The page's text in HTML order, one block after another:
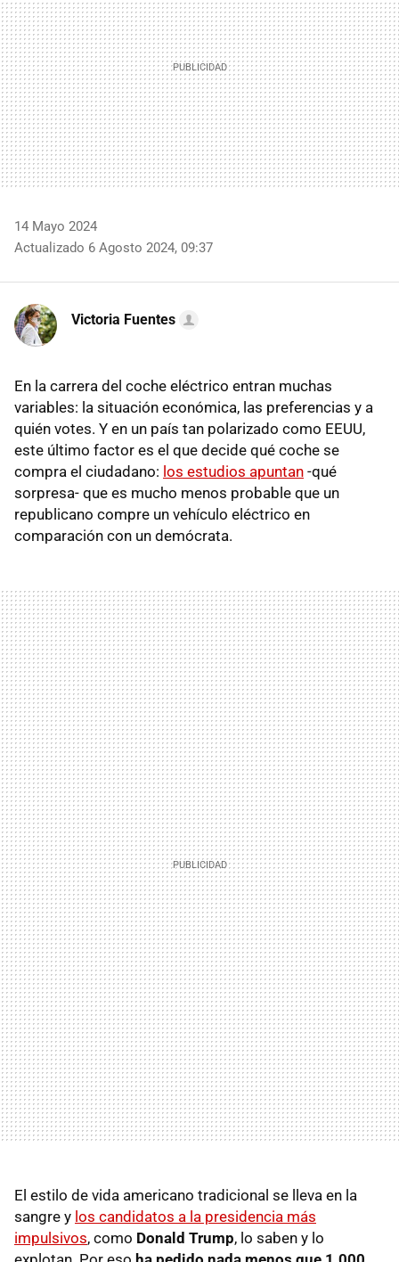
14 Mayo 2024
Actualizado 6 Agosto 2024, 09:37
Victoria Fuentes
En la carrera del coche eléctrico entran muchas
variables: la situación económica, las preferencias y a
quién votes. Y en un país tan polarizado como EEUU,
este último factor es el que decide qué coche se
compra el ciudadano: los estudios apuntan -qué
sorpresa- que es mucho menos probable que un
republicano compre un vehículo eléctrico en
comparación con un demócrata.
El estilo de vida americano tradicional se lleva en la
sangre y los candidatos a la presidencia más
impulsivos, como Donald Trump, lo saben y lo